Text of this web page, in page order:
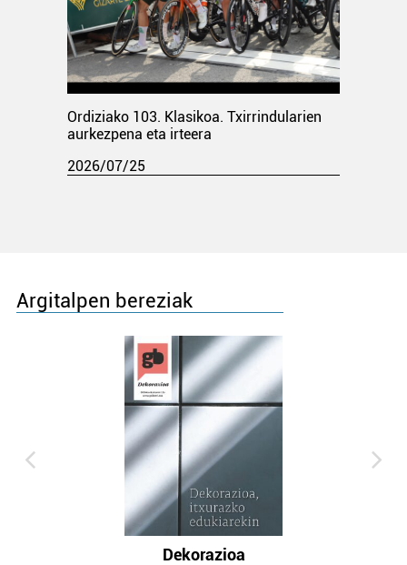
Ordiziako 103. Klasikoa. Txirrindularien
aurkezpena eta irteera
2026/07/25
Argitalpen bereziak
Dekorazioa